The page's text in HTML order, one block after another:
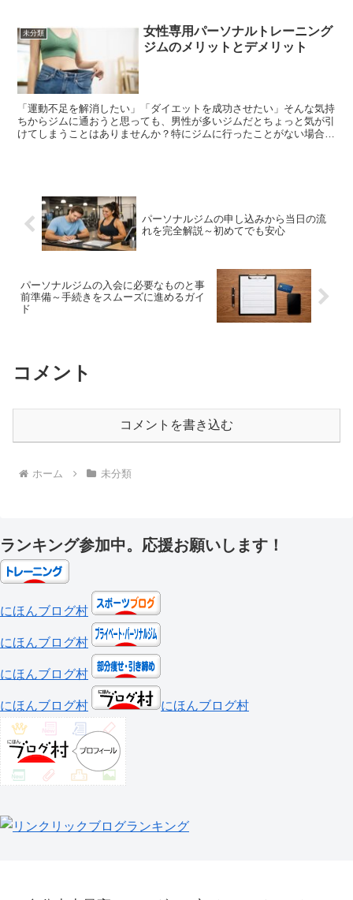
未分類
女性専用パーソナルトレーニング
ジムのメリットとデメリット
「運動不足を解消したい」「ダイエットを成功させたい」そんな気持
ちからジムに通おうと思っても、男性が多いジムだとちょっと気が引
けてしまうことはありませんか？特にジムに行ったことがない場合、
パーソナルジムの申し込みから当日の流
れを完全解説～初めてでも安心
パーソナルジムの入会に必要なものと事
前準備～手続きをスムーズに進めるガイ
ド
コメント
コメントを書き込む
ホーム 未分類
ランキング参加中。応援お願いします！
にほんブログ村
にほんブログ村
にほんブログ村
にほんブログ村 にほんブログ村